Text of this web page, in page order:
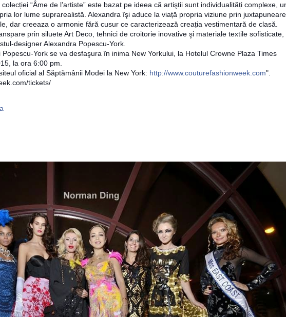
“Âme de l’artiste” este bazat pe ideea că artiştii sunt individualități complexe,
lor lume suprarealistă. Alexandra îşi aduce la viață propria viziune prin
dar creeaza o armonie fără cusur ce caracterizează creația vestimentară de clasă.
prin siluete Art Deco, tehnici de croitorie inovative şi materiale textile sofisticate,
designer Alexandra Popescu-York.
York se va desfaşura în inima New Yorkului, la Hotelul Crowne Plaza Times
la ora 6:00 pm.
oficial al Săptămânii Modei la New York: http://www.couturefashionweek.com".
tickets/